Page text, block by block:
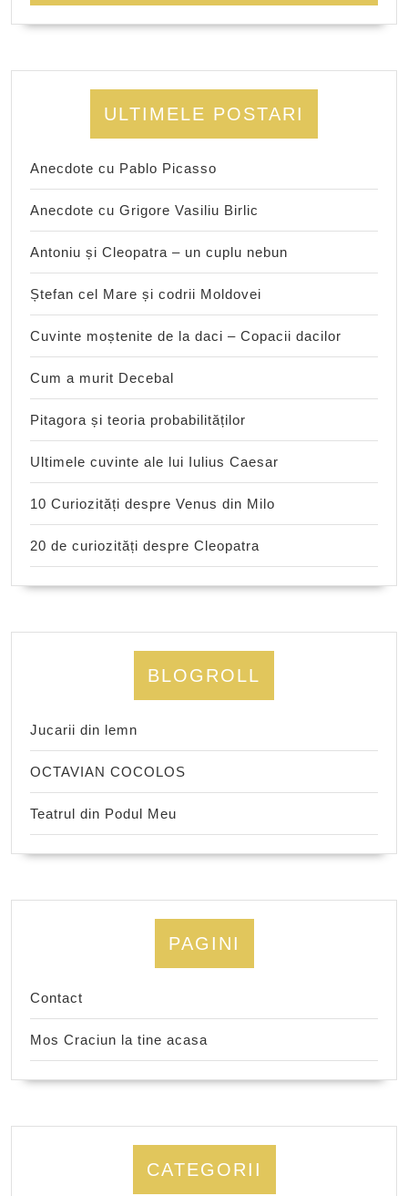
ULTIMELE POSTARI
Anecdote cu Pablo Picasso
Anecdote cu Grigore Vasiliu Birlic
Antoniu și Cleopatra – un cuplu nebun
Ștefan cel Mare și codrii Moldovei
Cuvinte moștenite de la daci – Copacii dacilor
Cum a murit Decebal
Pitagora și teoria probabilităților
Ultimele cuvinte ale lui Iulius Caesar
10 Curiozități despre Venus din Milo
20 de curiozități despre Cleopatra
BLOGROLL
Jucarii din lemn
OCTAVIAN COCOLOS
Teatrul din Podul Meu
PAGINI
Contact
Mos Craciun la tine acasa
CATEGORII